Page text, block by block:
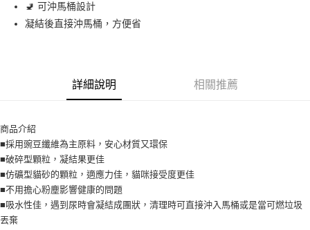
３．收到繳費通知簡訊後14天內，點擊此簡訊中的連結，可透過四大超商／
ATM／網路銀行／等多元方式進行付款，方視為交易完成。
是否繳費成功／繳費後需取消欲退款等相關疑問，請聯繫「AFTEE先享後付
１．透過由恩沛科技股份有限公司提供之「AFTEE先享後付」服務完成之交
易，需依本服務之必要範圍內提供個人資料，並將交易相關給付款項請求債
權轉讓予恩沛科技股份有限公司。
２．關於個人資料處理事宜，請瀏覽以下網址：
https://aftee.tw/terms/#terms3
３．未成年的使用者請事先徵得法定代理人或監護人之同意方可使用
「AFTEE先享後付」，若未經同意申辦者引起之損失，本公司不負相關責
任。
外島配送（黑貓宅急便－澎湖、金門、馬祖、綠島）
🚽 可沖馬桶設計
凝結後直接沖馬桶，方便省
詳細說明 相關推薦
商品介紹
■採用豌豆纖維為主原料，安心材質又環保
■破碎型顆粒，凝結果更佳
■仿礦型貓砂的顆粒，適應力佳，貓咪接受度更佳
■不用擔心粉塵影響健康的問題
■吸水性佳，遇到尿時會凝結成團狀，清理時可直接沖入馬桶或是當可燃垃圾
丟棄